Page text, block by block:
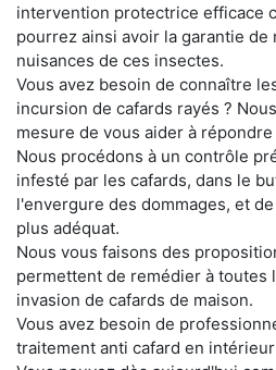
intervention protectrice efficace
pourrez ainsi avoir la garantie de
nuisances de ces insectes.
Vous avez besoin de connaître
incursion de cafards rayés ?
mesure de vous aider à
Nous procédons à un contrôle
infesté par les cafards, dans le
l'envergure des dommages, et
plus adéquat.
Nous vous faisons des
permettent de remédier à toutes
invasion de cafards de maison.
Vous avez besoin de
traitement anti cafard en